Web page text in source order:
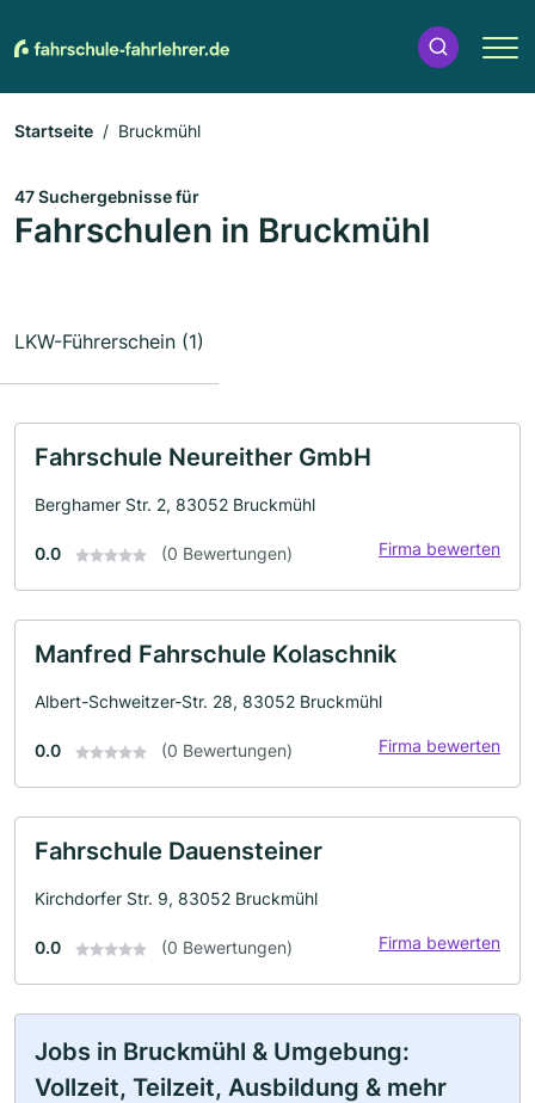
Startseite Bruckmühl
47 Suchergebnisse für
Fahrschulen in Bruckmühl
LKW-Führerschein (1)
Fahrschule Neureither GmbH
Berghamer Str. 2, 83052 Bruckmühl
0.0 (0 Bewertungen) Firma bewerten
Manfred Fahrschule Kolaschnik
Albert-Schweitzer-Str. 28, 83052 Bruckmühl
0.0 (0 Bewertungen) Firma bewerten
Fahrschule Dauensteiner
Kirchdorfer Str. 9, 83052 Bruckmühl
0.0 (0 Bewertungen) Firma bewerten
Jobs in Bruckmühl & Umgebung:
Vollzeit, Teilzeit, Ausbildung & mehr